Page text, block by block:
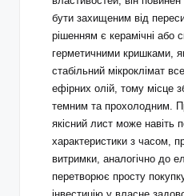
бути захищеним від
рішенням є керамічні або
герметичними кришками,
стабільний мікроклімат
ефірних олій, тому місце
темним та прохолодним.
якісний лист може навіть
характеристики з часом,
витримки, аналогічно до
перетворює просту